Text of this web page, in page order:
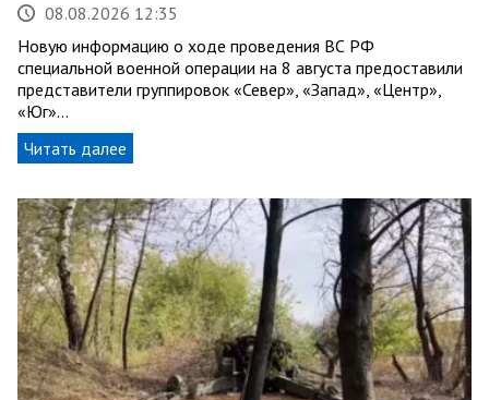
08.08.2026 12:35
Новую информацию о ходе проведения ВС РФ
специальной военной операции на 8 августа предоставили
представители группировок «Север», «Запад», «Центр»,
«Юг»…
Читать далее